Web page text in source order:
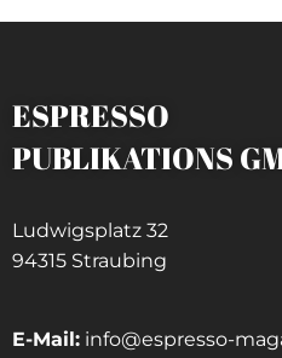
ESPRESSO
PUBLIKATIONS
Ludwigsplatz 32
94315 Straubing
E-Mail: info@espresso-